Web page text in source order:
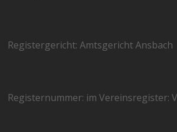
Registergericht: Amtsgericht Ansbach
Registernummer: im Vereinsregister: